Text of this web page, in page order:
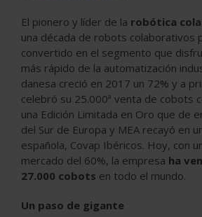
El pionero y líder de la robótica
una década de robots colaborativos
convertido en el segmento que
más rápido de la automatización
danesa creció en 2017 un 72% y a
celebró su 25.000ª venta de cobots
una Edición Limitada en Oro que de
del Sur de Europa y MEA recayó en
española, Covap Ibéricos. Hoy, con
mercado del 60%, la empresa ha
27.000 cobots en todo el mundo.
Un paso de gigante